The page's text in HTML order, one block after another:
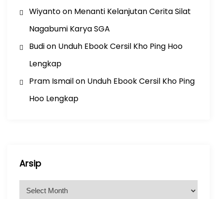
Wiyantoon Menanti Kelanjutan Cerita Silat
Nagabumi Karya SGA
Budion Unduh Ebook Cersil Kho Ping Hoo
Lengkap
Pram Ismailon Unduh Ebook Cersil Kho Ping
Hoo Lengkap
Arsip